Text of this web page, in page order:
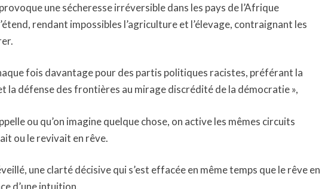
une sécheresse irréversible dans les pays de l’Afrique
rendant impossibles l’agriculture et l’élevage, contraignant les
fois davantage pour des partis politiques racistes, préférant la
la défense des frontières au mirage discrédité de la démocratie »,
ou qu’on imagine quelque chose, on active les mêmes circuits
ou le revivait en rêve.
une clarté décisive qui s’est effacée en même temps que le rêve en
d’une intuition.